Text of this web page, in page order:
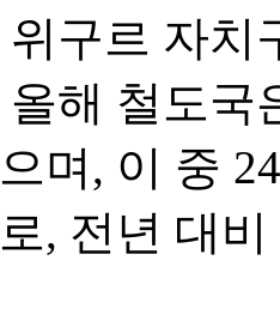
구르 자치
해 철도국
며, 이 중
, 전년 대